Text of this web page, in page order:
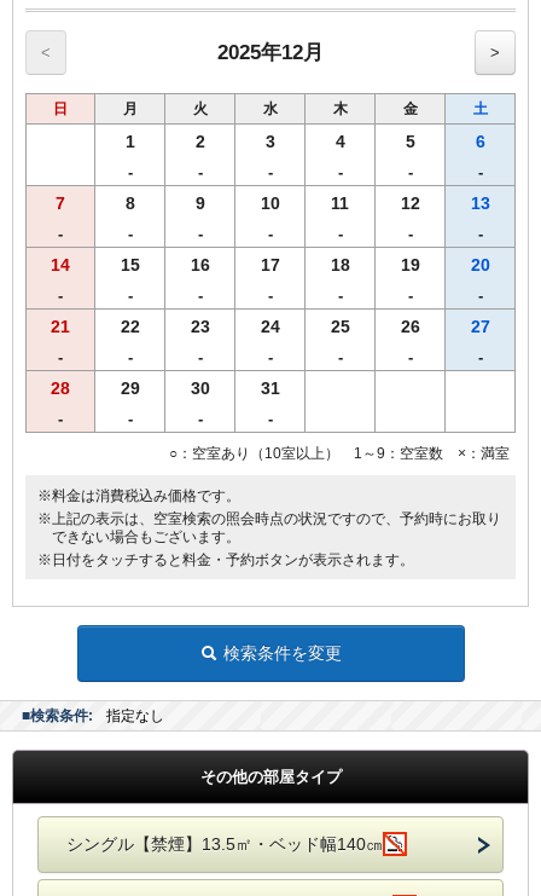
< 2025年12月 >
日 月 火 水 木 金 土
1
-
2
-
3
-
4
-
5
-
6
-
7
-
8
-
9
-
10
-
11
-
12
-
13
-
14
-
15
-
16
-
17
-
18
-
19
-
20
-
21
-
22
-
23
-
24
-
25
-
26
-
27
-
28
-
29
-
30
-
31
-
○：空室あり（10室以上） 1～9：空室数 ×：満室
※料金は消費税込み価格です。
※上記の表示は、空室検索の照会時点の状況ですので、予約時にお取り
できない場合もございます。
※日付をタッチすると料金・予約ボタンが表示されます。
検索条件を変更
■検索条件: 指定なし
その他の部屋タイプ
シングル【禁煙】13.5㎡・ベッド幅140㎝